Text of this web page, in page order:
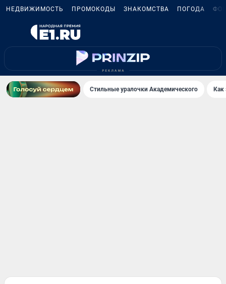
НЕДВИЖИМОСТЬ ПРОМОКОДЫ ЗНАКОМСТВА ПОГОДА
Стильные уралочки Академического